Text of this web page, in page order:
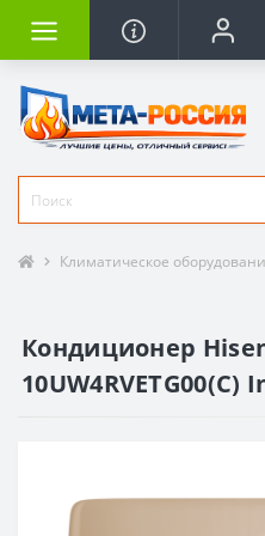
Климатическое
Кондиционер
10UW4RVETG00(С)